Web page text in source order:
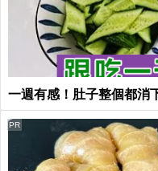
一週有感！肚子整個都消
PR